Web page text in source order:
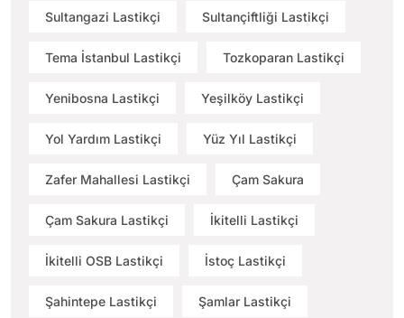
Sultangazi Lastikçi Sultançiftliği Lastikçi
Tema İstanbul Lastikçi Tozkoparan Lastikçi
Yenibosna Lastikçi Yeşilköy Lastikçi
Yol Yardım Lastikçi Yüz Yıl Lastikçi
Zafer Mahallesi Lastikçi Çam Sakura
Çam Sakura Lastikçi İkitelli Lastikçi
İkitelli OSB Lastikçi İstoç Lastikçi
Şahintepe Lastikçi Şamlar Lastikçi